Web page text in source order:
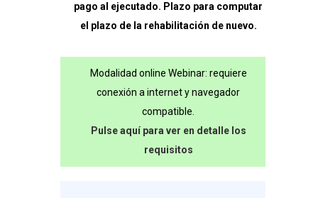
pago al ejecutado. Plazo para computar
el plazo de la rehabilitación de nuevo.
Modalidad online Webinar: requiere
conexión a internet y navegador
compatible.
Pulse aquí para ver en detalle los
requisitos